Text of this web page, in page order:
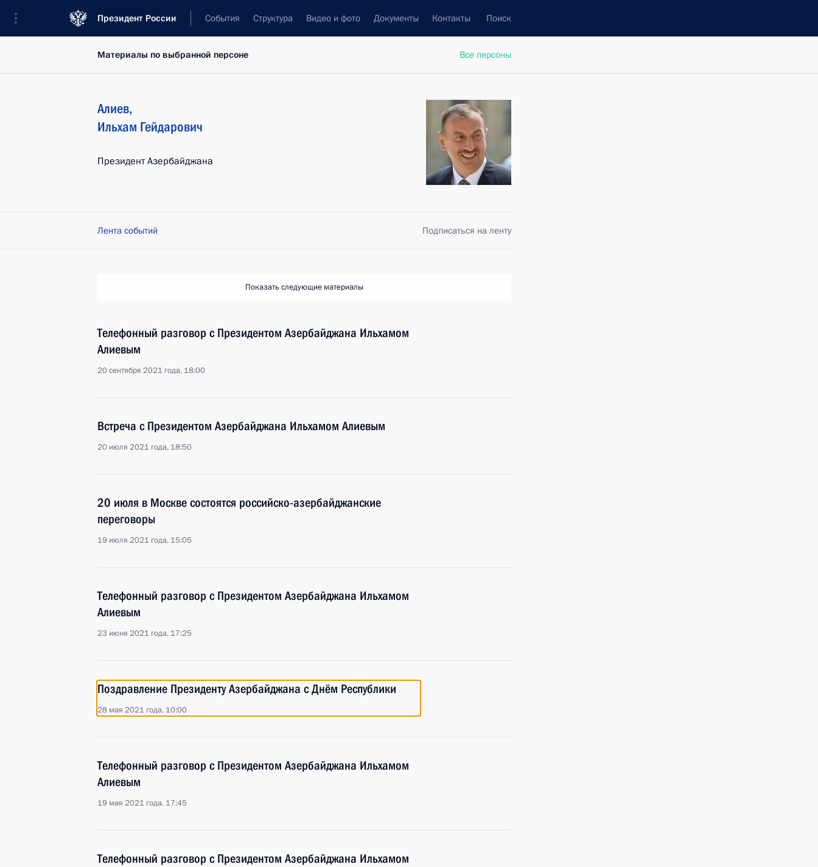
Президент России События Структура Видео и фото Документы Контакты Поиск
Все персоны
Материалы по выбранной персоне
Алиев,
Ильхам Гейдарович
Президент Азербайджана
Лента событий Подписаться на ленту
Показать следующие материалы
Телефонный разговор с Президентом Азербайджана Ильхамом
Алиевым
20 сентября 2021 года, 18:00
Встреча с Президентом Азербайджана Ильхамом Алиевым
20 июля 2021 года, 18:50
20 июля в Москве состоятся российско-азербайджанские
переговоры
19 июля 2021 года, 15:05
Телефонный разговор с Президентом Азербайджана Ильхамом
Алиевым
23 июня 2021 года, 17:25
Поздравление Президенту Азербайджана с Днём Республики
28 мая 2021 года, 10:00
Телефонный разговор с Президентом Азербайджана Ильхамом
Алиевым
19 мая 2021 года, 17:45
Телефонный разговор с Президентом Азербайджана Ильхамом